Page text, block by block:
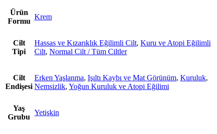
Ürün
Formu
Krem
Cilt
Tipi
Hassas ve Kızarıklık Eğilimli Cilt, Kuru ve Atopi Eğilimli
Cilt, Normal Cilt / Tüm Ciltler
Cilt
Endişesi
Erken Yaşlanma, Işıltı Kaybı ve Mat Görünüm, Kuruluk,
Nemsizlik, Yoğun Kuruluk ve Atopi Eğilimi
Yaş
Grubu
Yetişkin